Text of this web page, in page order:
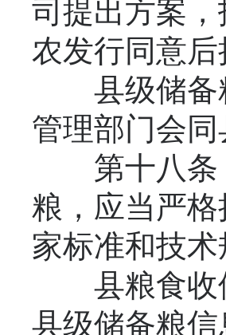
司提出方案
农发行同意后
县级储备粮
管理部门会
第十八条
粮，应当严
家标准和技
县粮食收储
县级储备粮